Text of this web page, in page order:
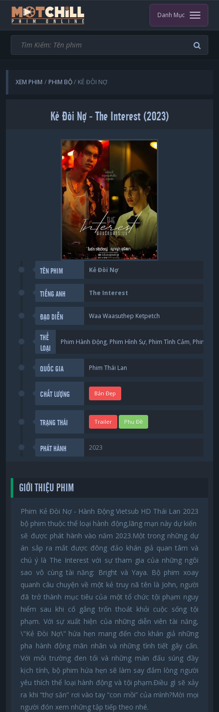
Danh Mục
XEM PHIM PHIM BỘ KẺ ĐÒI NỢ
Kẻ Đòi Nợ - The Interest (2023)
TÊN PHIM Kẻ Đòi Nợ
TIẾNG ANH The Interest
ĐẠO DIỄN Waa Waasuthep Ketpetch
THỂ
LOẠI
Phim Hành Động, Phim Hình Sự, Phim Tình Cảm, Phim
QUỐC GIA Phim Thái Lan
CHẤT LƯỢNG Bản Đẹp
TRẠNG THÁI Trailer Phụ Đề
PHÁT HÀNH 2023
GIỚI THIỆU PHIM
Phim Kẻ Đòi Nợ - Hành Động Vietsub HD Thái Lan 2023
bộ phim thuộc thể loại hành động,lãng mạn này dự kiến ​​
sẽ được phát hành vào năm 2023.Một trong những dự
án sắp ra mắt được đông đảo khán giả quan tâm và
chú ý là The Interest với sự tham gia của những ngôi
sao vô cùng tài năng: Bright và Yaya. Bộ phim xoay
quanh câu chuyện về một kẻ truy nã tên là John, người
đã trở thành mục tiêu của một tổ chức tội phạm nguy
hiểm sau khi cố gắng trốn thoát khỏi cuộc sống tội
phạm. Với sự xuất hiện của những diễn viên tài năng,
\"Kẻ Đòi Nợ\" hứa hẹn mang đến cho khán giả những
pha hành động mãn nhãn và những tình tiết gây cấn.
Với môi trường đen tối và những màn đấu súng đầy
kịch tính, bộ phim hứa hẹn sẽ làm say đắm lòng người
yêu thích thể loại hành động và tội phạm.Điều gì sẽ xảy
ra khi “thợ săn” rơi vào tay “con mồi” của mình?Mời mọi
người đón xem những tập tiếp theo nhé.